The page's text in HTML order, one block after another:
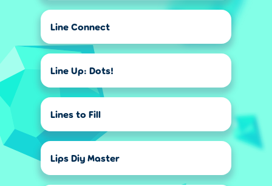
Line Connect
Line Up: Dots!
Lines to Fill
Lips Diy Master